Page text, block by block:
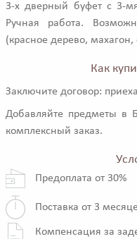
3-х дверный буфет с 3-
Ручная работа.
(красное дерево, махагон,
Как
Заключите договор:
Добавляйте предметы в
комплексный заказ.
Предоплата от 30%
Поставка от 3
Компенсация за